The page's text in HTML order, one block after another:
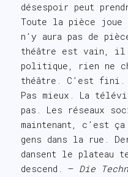
désespoir peut
Toute la pièce
n’y aura pas de
théâtre est vain, il
politique, rien ne
théâtre. C’est fini.
Pas mieux. La
pas. Les réseaux
maintenant, c’est
gens dans la rue.
dansent le plateau
descend. – Die